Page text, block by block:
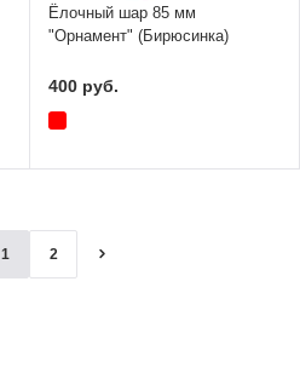
Ёлочный шар 85 мм
"Орнамент" (Бирюсинка)
400 руб.
1 2